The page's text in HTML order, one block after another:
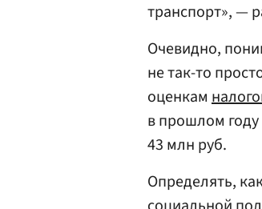
транспорт», —
Очевидно,
не так-то
оценкам
в прошлом
43 млн руб.
Определять,